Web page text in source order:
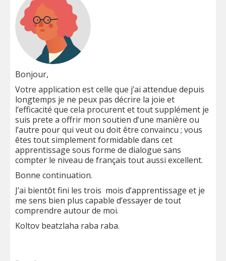
Bonjour,
Votre application est celle que j’ai attendue depuis
longtemps je ne peux pas décrire la joie et
l’efficacité que cela procurent et tout supplément je
suis prete a offrir mon soutien d’une manière ou
l’autre pour qui veut ou doit être convaincu ; vous
êtes tout simplement formidable dans cet
apprentissage sous forme de dialogue sans
compter le niveau de français tout aussi excellent.
Bonne continuation.
J’ai bientôt fini les trois mois d’apprentissage et je
me sens bien plus capable d’essayer de tout
comprendre autour de moi.
Koltov beatzlaha raba raba.